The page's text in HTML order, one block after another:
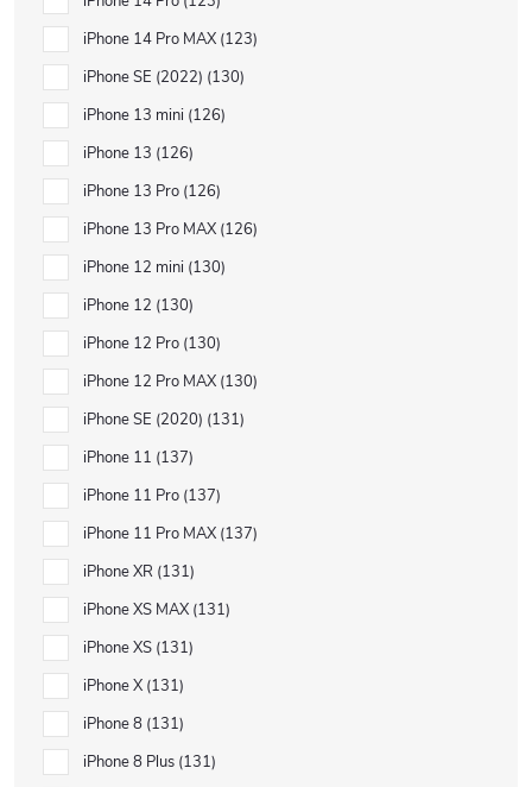
iPhone 14 Pro MAX 123
iPhone SE (2022) 130
iPhone 13 mini 126
iPhone 13 126
iPhone 13 Pro 126
iPhone 13 Pro MAX 126
iPhone 12 mini 130
iPhone 12 130
iPhone 12 Pro 130
iPhone 12 Pro MAX 130
iPhone SE (2020) 131
iPhone 11 137
iPhone 11 Pro 137
iPhone 11 Pro MAX 137
iPhone XR 131
iPhone XS MAX 131
iPhone XS 131
iPhone X 131
iPhone 8 131
iPhone 8 Plus 131